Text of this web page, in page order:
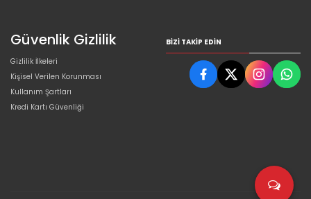
Güvenlik Gizlilik
Gizlilik İlkeleri
Kişisel Verilen Korunması
Kullanım Şartları
Kredi Kartı Güvenliği
BIZI TAKIP EDIN